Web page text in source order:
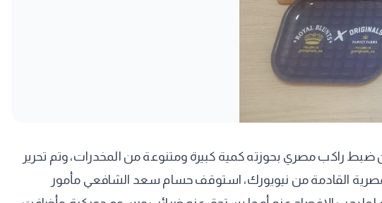
ضبط راكب مصري بحوزته كمية كبيرة ومتنوعة من المخدرات، وتم تحرير
المصرية القادمة من نيويورك، استوقف حسام سعد الشافعي مأمور